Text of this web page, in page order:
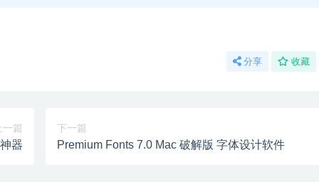
分享 收藏
一篇
器
下一篇
Premium Fonts 7.0 Mac 破解版 字体设计软件